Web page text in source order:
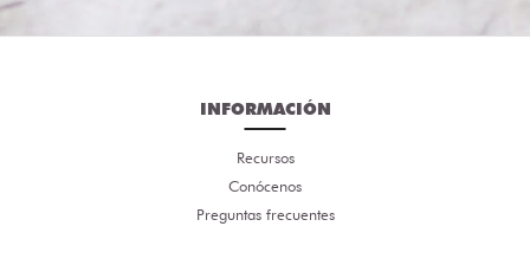
INFORMACIÓN
Recursos
Conócenos
Preguntas frecuentes